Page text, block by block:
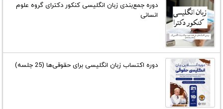
دوره جمع‌بندی زبان انگلیسی کنکور دکترای گروه علوم
انسانی
دوره اکتساب زبان انگلیسی برای حقوقی‌ها (25 جلسه)